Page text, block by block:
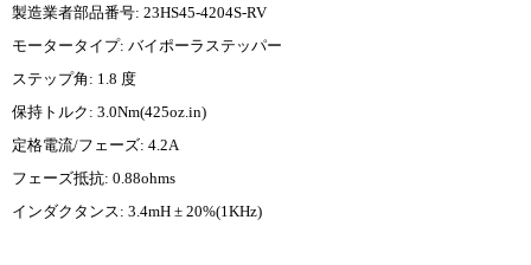
製造業者部品番号: 23HS45-4204S-RV
モータータイプ: バイポーラステッパー
ステップ角: 1.8 度
保持トルク: 3.0Nm(425oz.in)
定格電流/フェーズ: 4.2A
フェーズ抵抗: 0.88ohms
インダクタンス: 3.4mH ± 20%(1KHz)